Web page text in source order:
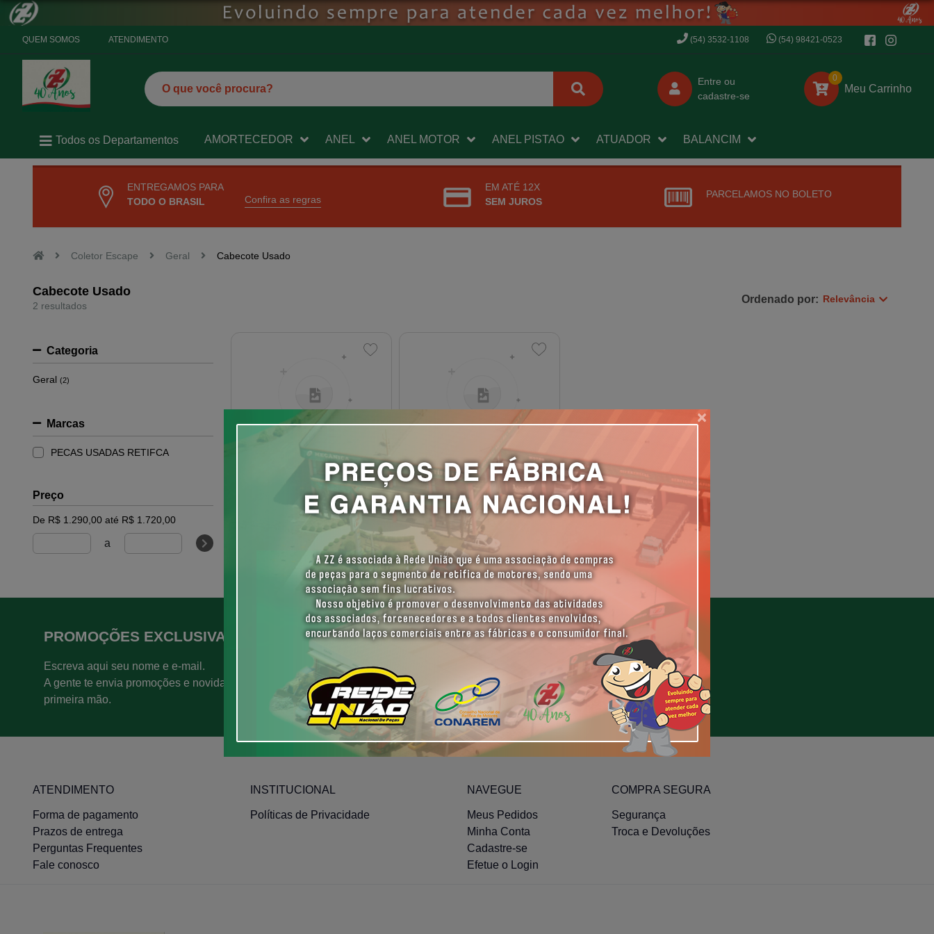
QUEM SOMOS ATENDIMENTO (54) 3532-1108 (54) 98421-0523
Entreou
cadastre-se
0
Meu Carrinho
AMORTECEDOR ANEL ANEL MOTOR ANEL PISTAO ATUADOR BALANCIM
Todos os Departamentos
ENTREGAMOS PARA
TODO O BRASIL
Confira as regras
EM ATÉ 12X
SEM JUROS
PARCELAMOS NO BOLETO
Coletor Escape Geral Cabecote Usado
Cabecote Usado
2 resultados
Ordenado por: Relevância
Categoria
Geral (2)
Marcas
PECAS USADAS RETIFCA
Preço
De R$ 1.290,00 até R$ 1.720,00
a
Cabecote Chevrolet Corsa 1.0
8v Mpfi
Efetue seu Login
Cabecote Vw Md 1.5
Passat/Gol/Voyage/Parati
Efetue seu Login
PROMOÇÕES EXCLUSIVAS
Escreva aqui seu nome e e-mail.
A gente te envia promoções e novidades em
primeira mão.
Quero receber
ATENDIMENTO
Forma de pagamento
Prazos de entrega
Perguntas Frequentes
Fale conosco
INSTITUCIONAL
Políticas de Privacidade
NAVEGUE
Meus Pedidos
Minha Conta
Cadastre-se
Efetue o Login
COMPRA SEGURA
Segurança
Troca e Devoluções
×